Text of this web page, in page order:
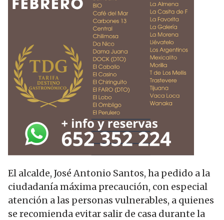
El alcalde, José Antonio Santos, ha pedido a la
ciudadanía máxima precaución, con especial
atención a las personas vulnerables, a quienes
se recomienda evitar salir de casa durante la